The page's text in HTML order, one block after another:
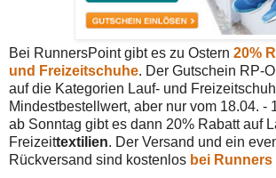
Bei RunnersPoint gibt es zu Ostern 20%
und Freizeitschuhe. Der Gutschein RP-
auf die Kategorien Lauf- und
Mindestbestellwert, aber nur vom 18.04. -
ab Sonntag gibt es dann 20% Rabatt auf
Freizeittextilien. Der Versand und ein
Rückversand sind kostenlos bei Runners